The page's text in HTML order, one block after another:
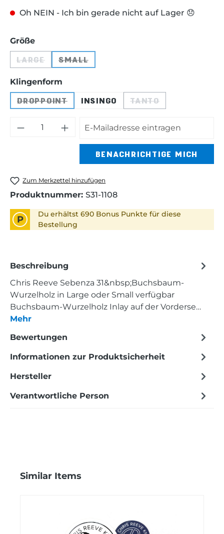
Oh NEIN - Ich bin gerade nicht auf Lager 😞
Größeauswählen
LARGE
(DIESE OPTION IST ZURZEIT NICHT
SMALL
(DIESE OPTION IST ZURZEIT NICHT
Klingenform
DROPPOINT
(DIESE OPTION IST ZURZEIT NICHT
INSINGO TANTO
(DIESE OPTION
BENACHRICHTIGE MICH
Zum Merkzettel hinzufügen
Produktnummer: S31-1108
P
Du erhältst 690 Bonus Punkte für diese
Bestellung
Beschreibung
Chris Reeve Sebenza 31&nbsp;Buchsbaum-
Wurzelholz in Large oder Small verfügbar
Buchsbaum-Wurzelholz Inlay auf der Vorderse…
Mehr
Bewertungen
Informationen zur Produktsicherheit
Hersteller
Verantwortliche Person
Produktgalerie überspringen
Similar Items